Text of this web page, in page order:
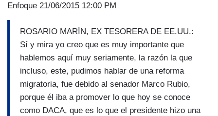
Enfoque 21/06/2015 12:00 PM
ROSARIO MARÍN, EX TESORERA DE EE.UU.:
Sí y mira yo creo que es muy importante que
hablemos aquí muy seriamente, la razón la que
incluso, este, pudimos hablar de una reforma
migratoria, fue debido al senador Marco Rubio,
porque él iba a promover lo que hoy se conoce
como DACA, que es lo que el presidente hizo una